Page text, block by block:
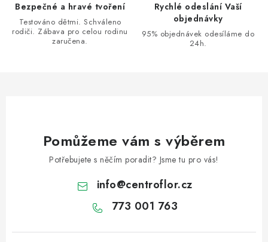
Bezpečné a hravé tvoření
Testováno dětmi. Schváleno
rodiči. Zábava pro celou rodinu
zaručena.
Rychlé odeslání Vaší
objednávky
95% objednávek odesíláme do
24h.
Pomůžeme vám s výběrem
Potřebujete s něčím poradit? Jsme tu pro vás!
info@centroflor.cz
773 001 763